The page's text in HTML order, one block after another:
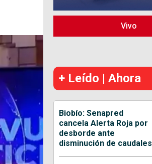
Vivo
+ Leído | Ahora
Biobío: Senapred
cancela Alerta Roja por
desborde ante
disminución de caudales